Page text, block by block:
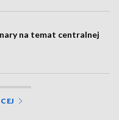
na temat centralnej